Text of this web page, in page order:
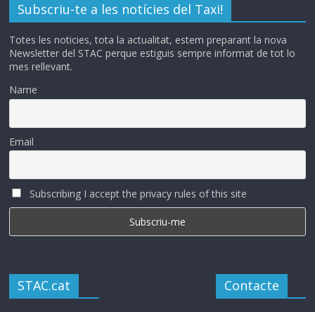
Subscriu-te a les notícies del Taxi!
Totes les noticies, tota la actualitat, estem preparant la nova
Newsletter del STAC perque estiguis sempre informat de tot lo
mes rellevant.
Name
Email
Subscribing I accept the privacy rules of this site
STAC.cat Contacte